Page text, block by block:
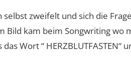
zweifelt und sich die Frage
Bild kam beim Songwriting wo
Wort “ HERZBLUTFASTEN“